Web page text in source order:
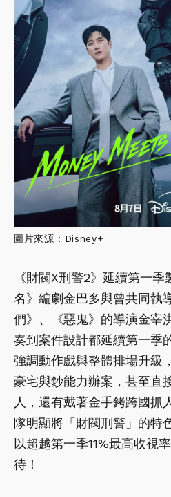
圖片來源：Disney+
《財閥X刑警2》延續第一
名》編劇金巴多與曾共同執
們》、《惡鬼》的導演金宰
奏到案件設計都延續第一季
強調動作戲與整體排場升級
豪宅與鈔能力辦案，甚至直
人，還有戴著金手銬跨國抓
隊明顯將「財閥刑警」的特
以超越第一季11%最高收視
待！